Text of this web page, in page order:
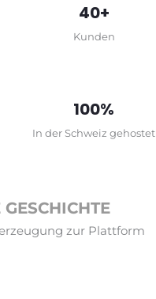
40+
Kunden
100%
In der Schweiz gehostet
GESCHICHTE
zur Plattform